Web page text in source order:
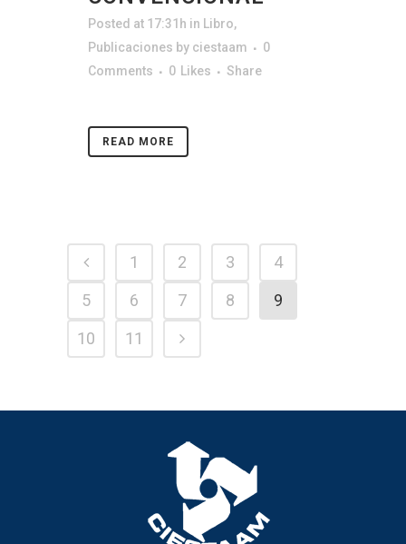
Posted at 17:31h in Libro,
Publicaciones by ciestaam
0
Comments
0 Likes Share
READ MORE
1 2 3
4
5
6 7 8
9
10
11